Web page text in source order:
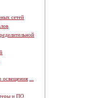
сетей
освещения
и ПО